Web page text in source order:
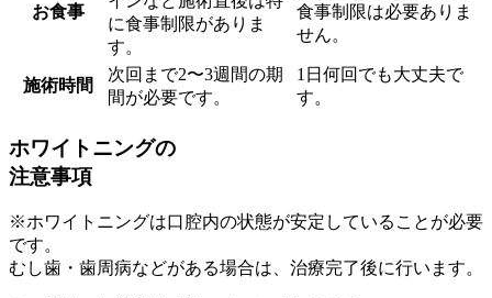
お食事
に食事制限がありま
す。
食事制限は必要ありま
せん。
施術時間
次回まで2〜3週間の期
間が必要です。
1日何回でも大丈夫で
す。
ホワイトニングの
注意事項
※ホワイトニングは口腔内の状態が安定していることが必要
です。
むし歯・歯周病などがある場合は、治療完了後に行います。